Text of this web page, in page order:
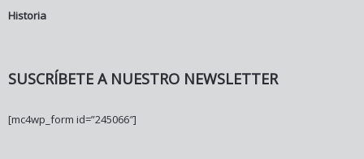
Historia
SUSCRÍBETE A NUESTRO NEWSLETTER
[mc4wp_form id=”245066″]